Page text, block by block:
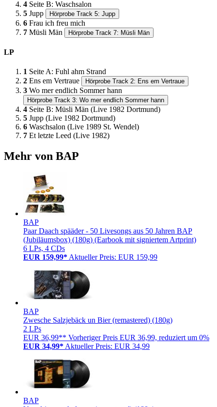
4 Seite B: Waschsalon
5 Jupp Hörprobe Track 5: Jupp
6 Frau ich freu mich
7 Müsli Män Hörprobe Track 7: Müsli Män
LP
1 Seite A: Fuhl ahm Strand
2 Ens em Vertraue Hörprobe Track 2: Ens em Vertraue
3 Wo mer endlich Sommer hann
Hörprobe Track 3: Wo mer endlich Sommer hann
4 Seite B: Müsli Män (Live 1982 Dortmund)
5 Jupp (Live 1982 Dortmund)
6 Waschsalon (Live 1989 St. Wendel)
7 Et letzte Leed (Live 1982)
Mehr von BAP
BAP
Paar Daach spääder - 50 Livesongs aus 50 Jahren BAP
(Jubiläumsbox) (180g) (Earbook mit signiertem Artprint)
6 LPs, 4 CDs
EUR 159,99* Aktueller Preis: EUR 159,99
BAP
Zwesche Salzjebäck un Bier (remastered) (180g)
2 LPs
EUR 36,99** Vorheriger Preis EUR 36,99, reduziert um 0%
EUR 34,99* Aktueller Preis: EUR 34,99
BAP